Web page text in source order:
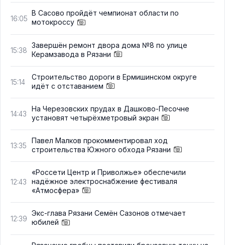
16:05
В Сасово пройдёт чемпионат области по
мотокроссу
15:38
Завершён ремонт двора дома №8 по улице
Керамзавода в Рязани
15:14
Строительство дороги в Ермишинском округе
идёт с отставанием
14:43
На Черезовских прудах в Дашково-Песочне
установят четырёхметровый экран
13:35
Павел Малков прокомментировал ход
строительства Южного обхода Рязани
12:43
«Россети Центр и Приволжье» обеспечили
надёжное электроснабжение фестиваля
«Атмосфера»
12:39
Экс-глава Рязани Семён Сазонов отмечает
юбилей